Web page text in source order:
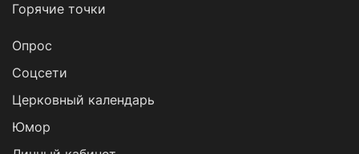
Горячие точки
Опрос
Cоцсети
Церковный календарь
Юмор